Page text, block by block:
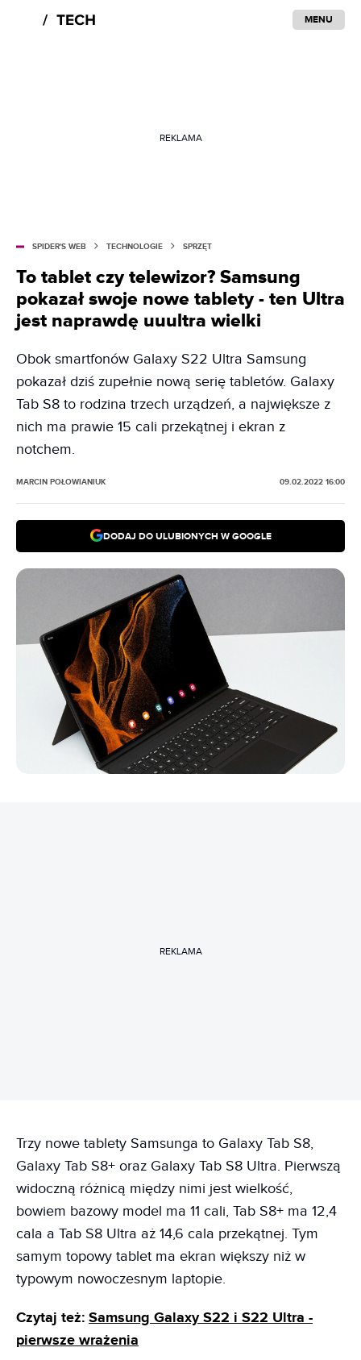
MENU
REKLAMA
SPIDER'S WEB TECHNOLOGIE SPRZĘT
To tablet czy telewizor? Samsung
pokazał swoje nowe tablety - ten Ultra
jest naprawdę uuultra wielki
Obok smartfonów Galaxy S22 Ultra Samsung
pokazał dziś zupełnie nową serię tabletów. Galaxy
Tab S8 to rodzina trzech urządzeń, a największe z
nich ma prawie 15 cali przekątnej i ekran z
notchem.
MARCIN POŁOWIANIUK 09.02.2022 16:00
DODAJ DO ULUBIONYCH W GOOGLE
REKLAMA
Trzy nowe tablety Samsunga to Galaxy Tab S8,
Galaxy Tab S8+ oraz Galaxy Tab S8 Ultra. Pierwszą
widoczną różnicą między nimi jest wielkość,
bowiem bazowy model ma 11 cali, Tab S8+ ma 12,4
cala a Tab S8 Ultra aż 14,6 cala przekątnej. Tym
samym topowy tablet ma ekran większy niż w
typowym nowoczesnym laptopie.
Czytaj też: Samsung Galaxy S22 i S22 Ultra -
pierwsze wrażenia